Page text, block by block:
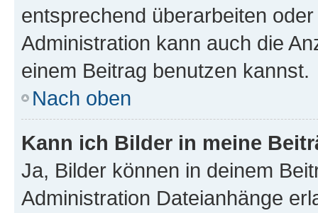
entsprechend überarbeiten
Administration kann auch die
einem Beitrag benutzen kannst.
Nach oben
Kann ich Bilder in meine
Ja, Bilder können in deinem
Administration Dateianhänge